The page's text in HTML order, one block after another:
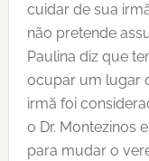
cuidar de sua
não pretende
Paulina diz que
ocupar um lugar
irmã foi
o Dr. Montezinos
para mudar o